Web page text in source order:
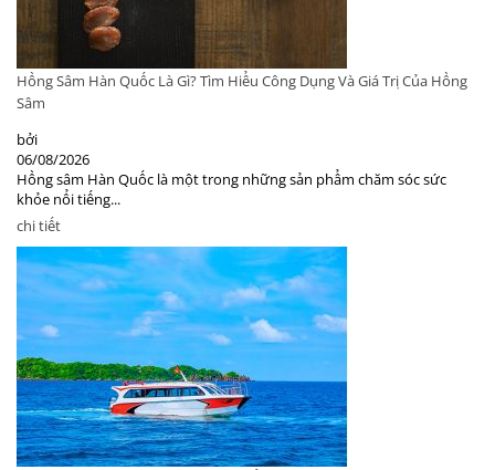
Hồng Sâm Hàn Quốc Là Gì? Tìm Hiểu Công Dụng Và Giá Trị Của Hồng
Sâm
bởi
06/08/2026
Hồng sâm Hàn Quốc là một trong những sản phẩm chăm sóc sức
khỏe nổi tiếng...
chi tiết